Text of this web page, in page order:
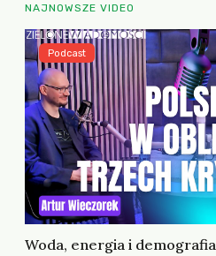
NAJNOWSZE VIDEO
Woda, energia i demografia
Podcast